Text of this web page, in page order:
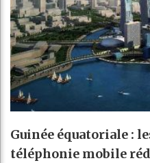
Guinée équatoriale :
téléphonie mobile